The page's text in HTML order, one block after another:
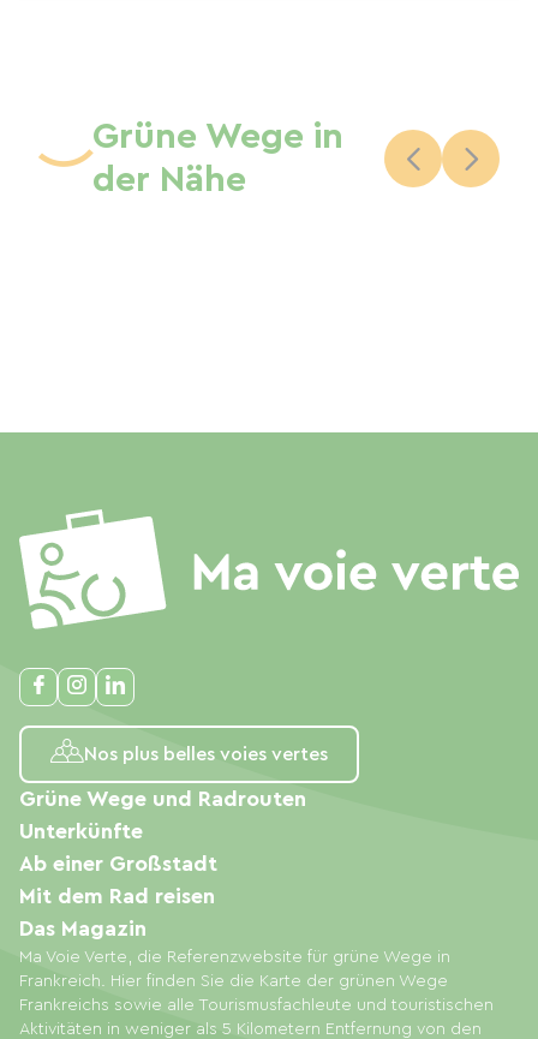
Grüne Wege in
der Nähe
Nos plus belles voies vertes
Ma Voie Verte, die Referenzwebsite für grüne Wege in
Frankreich. Hier finden Sie die Karte der grünen Wege
Frankreichs sowie alle Tourismusfachleute und touristischen
Aktivitäten in weniger als 5 Kilometern Entfernung von den
Grüne Wege und Radrouten
Unterkünfte
Ab einer Großstadt
Mit dem Rad reisen
Das Magazin